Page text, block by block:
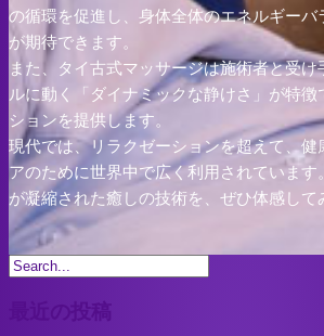
の循環を促進し、身体全体のエネルギーバ
が期待できます。
また、タイ古式マッサージは施術者と受け
ルに動く「ダイナミックな静けさ」が特徴
ションを提供します。
現代では、リラクゼーションを超えて、健
アのために世界中で広く利用されています
が凝縮された癒しの技術を、ぜひ体感して
最近の投稿